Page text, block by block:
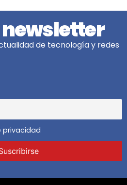
de tecnología y redes
privacidad